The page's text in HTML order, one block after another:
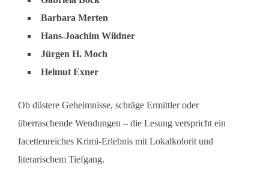
Barbara Merten
Hans-Joachim Wildner
Jürgen H. Moch
Helmut Exner
Ob düstere Geheimnisse, schräge Ermittler oder
überraschende Wendungen – die Lesung verspricht ein
facettenreiches Krimi-Erlebnis mit Lokalkolorit und
literarischem Tiefgang.